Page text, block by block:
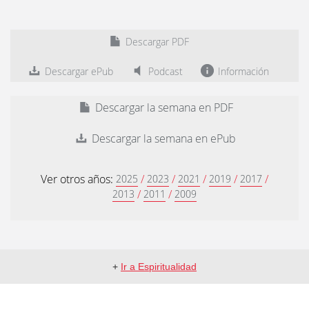
Descargar PDF
Descargar ePub Podcast Información
Descargar la semana en PDF
Descargar la semana en ePub
Ver otros años: 2025 / 2023 / 2021 / 2019 / 2017 /
2013 / 2011 / 2009
+ Ir a Espiritualidad